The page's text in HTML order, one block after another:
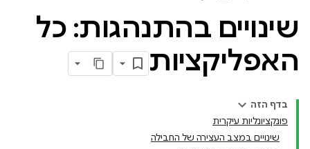
שינויים בהתנהגות: כל
האפליקציות
בדף הזה
פונקציונליות עיקרית
שינויים במצב העצירה של החבילה